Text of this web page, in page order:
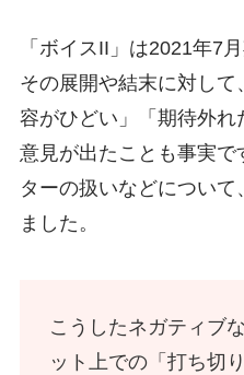
「ボイスII」は2021年7
その展開や結末に対し
容がひどい」「期待外
意見が出たことも事実で
ターの扱いなどについて
ました。
こうしたネガティブ
ット上での「打ち切